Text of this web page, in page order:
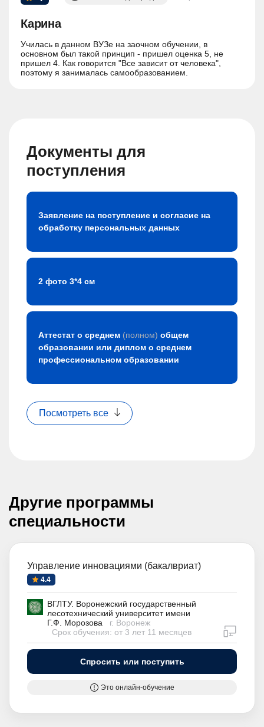
руб.
Карина
Училась в данном ВУЗе на заочном обучении, в
основном был такой принцип - пришел оценка 5, не
пришел 4. Как говорится "Все зависит от человека",
поэтому я занималась самообразованием.
Документы для
поступления
Заявление на поступление и согласие на
обработку персональных данных
2 фото 3*4 см
Аттестат о среднем (полном) общем
образовании или диплом о среднем
профессиональном образовании
Посмотреть все
Другие программы
специальности
Управление инновациями (бакалвриат)
4.4
ВГЛТУ. Воронежский государственный
лесотехнический университет имени
Г.Ф. Морозова
г. Воронеж
Срок обучения: от 3 лет 11 месяцев
Спросить или поступить
Это онлайн-обучение